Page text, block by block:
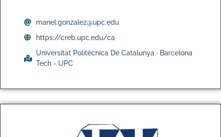
manel.gonzalez@upc.edu
https://creb.upc.edu/ca
Universitat Politècnica De Catalunya · Barcelona
Tech - UPC